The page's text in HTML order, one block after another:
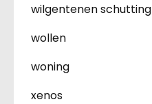
wilgentenen schutting
wollen
woning
xenos